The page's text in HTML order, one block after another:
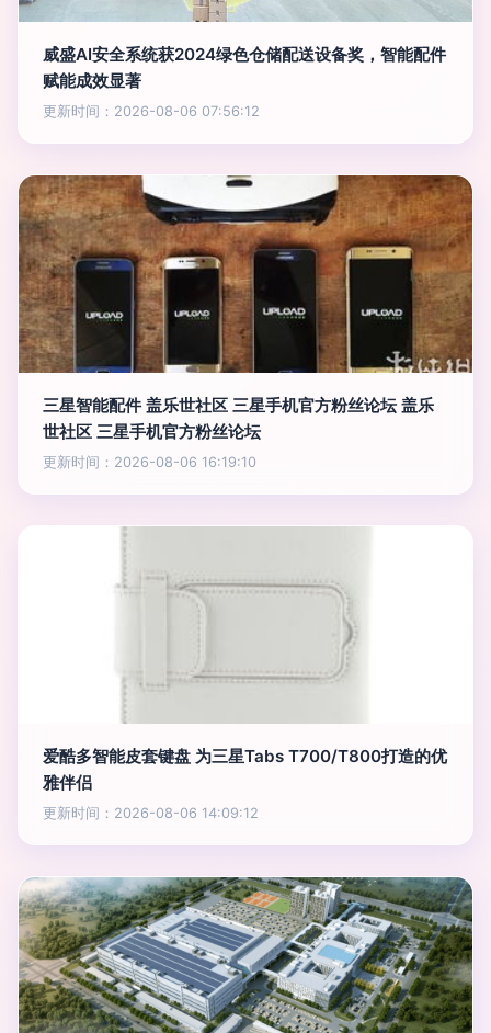
威盛AI安全系统获2024绿色仓储配送设备奖，智能配件
赋能成效显著
更新时间：2026-08-06 07:56:12
三星智能配件 盖乐世社区 三星手机官方粉丝论坛 盖乐
世社区 三星手机官方粉丝论坛
更新时间：2026-08-06 16:19:10
爱酷多智能皮套键盘 为三星Tabs T700/T800打造的优
雅伴侣
更新时间：2026-08-06 14:09:12